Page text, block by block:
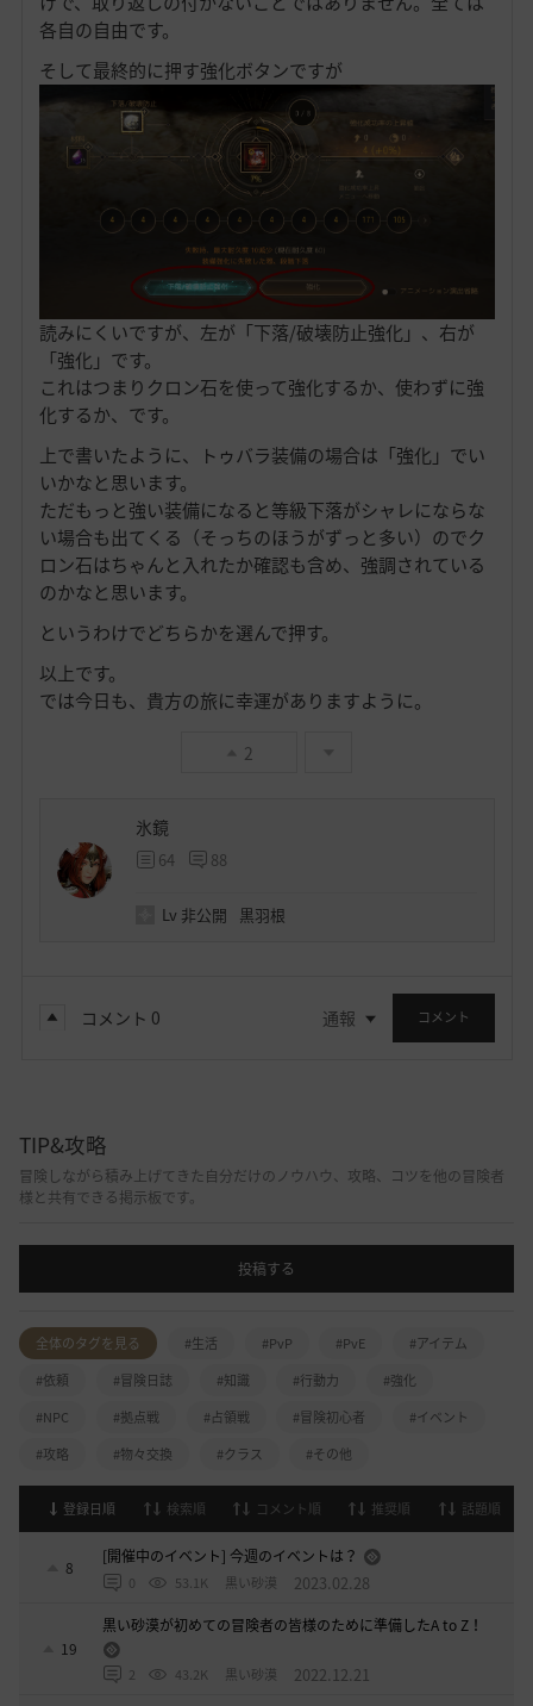
各自の自由です。
そして最終的に押す強化ボタンですが
読みにくいですが、左が「下落/破壊防止強化」、右が
「強化」です。
これはつまりクロン石を使って強化するか、使わずに強
化するか、です。
上で書いたように、トゥバラ装備の場合は「強化」でい
いかなと思います。
ただもっと強い装備になると等級下落がシャレにならな
い場合も出てくる（そっちのほうがずっと多い）のでク
ロン石はちゃんと入れたか確認も含め、強調されている
のかなと思います。
というわけでどちらかを選んで押す。
以上です。
では今日も、貴方の旅に幸運がありますように。
2
氷鏡
64 88
Lv 非公開 黒羽根
コメント 0 通報 コメント
TIP&攻略
冒険しながら積み上げてきた自分だけのノウハウ、攻略、コツを他の冒険者
様と共有できる掲示板です。
投稿する
全体のタグを見る #生活 #PvP #PvE
#アイテム
#依頼
#冒険日誌 #知識 #行動力
#強化
#NPC
#拠点戦 #占領戦 #冒険初心者
#イベント
#攻略
#物々交換 #クラス #その他
登録日順 検索順 コメント順 推奨順 話題順
8
[開催中のイベント] 今週のイベントは？
0 53.1K 黒い砂漠 2023.02.28
19
黒い砂漠が初めての冒険者の皆様のために準備したA to Z！
2 43.2K 黒い砂漠 2022.12.21